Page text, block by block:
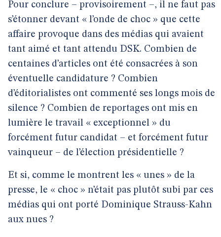
Pour conclure – provisoirement –, il ne faut pas
s’étonner devant « l’onde de choc » que cette
affaire provoque dans des médias qui avaient
tant aimé et tant attendu DSK. Combien de
centaines d’articles ont été consacrées à son
éventuelle candidature ? Combien
d’éditorialistes ont commenté ses longs mois de
silence ? Combien de reportages ont mis en
lumière le travail « exceptionnel » du
forcément futur candidat – et forcément futur
vainqueur – de l’élection présidentielle ?
Et si, comme le montrent les « unes » de la
presse, le « choc » n’était pas plutôt subi par ces
médias qui ont porté Dominique Strauss-Kahn
aux nues ?